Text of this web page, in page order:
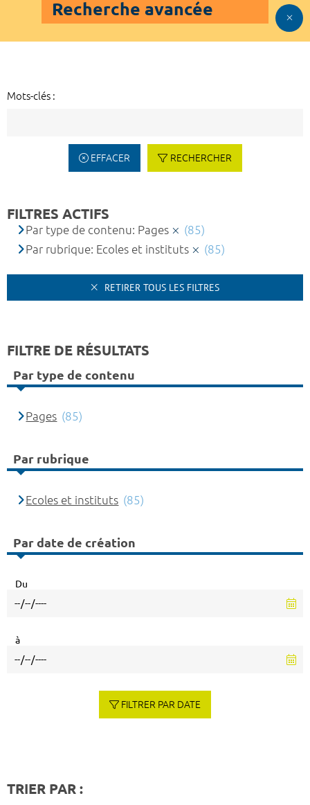
Recherche avancée
Mots-clés :
EFFACER RECHERCHER
FILTRES ACTIFS
Par type de contenu: Pages
(85)
Par rubrique: Ecoles et instituts
(85)
RETIRER TOUS LES FILTRES
FILTRE DE RÉSULTATS
Par type de contenu
Pages (85)
Par rubrique
Ecoles et instituts (85)
Par date de création
Du
à
FILTRER PAR DATE
TRIER PAR :